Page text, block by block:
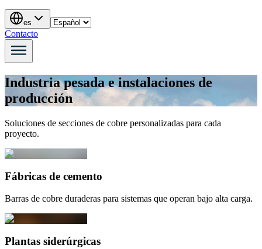
es
Contacto
Industria pesada e instalaciones de
producción
Soluciones de secciones de cobre personalizadas para cada
proyecto.
Fábricas de cemento
Barras de cobre duraderas para sistemas que operan bajo alta carga.
Plantas siderúrgicas